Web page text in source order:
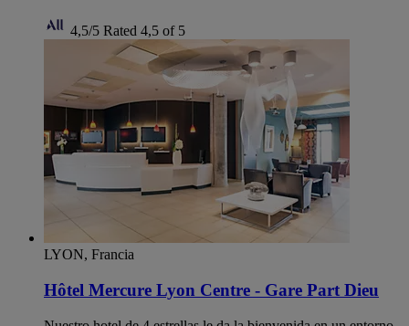
4,5/5 Rated 4,5 of 5
LYON, Francia
Hôtel Mercure Lyon Centre - Gare Part Dieu